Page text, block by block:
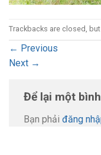
Trackbacks are closed,
← Previous
Next →
Để lại một
Bạn phải đăng